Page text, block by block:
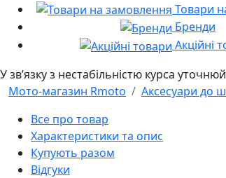
Товари
Бренди
Акційні
У звʼязку з нестабільністю курса
Мото-магазин Rmoto
Аксесуари до
Все про товар
Характеристики та опис
Купують разом
Відгуки